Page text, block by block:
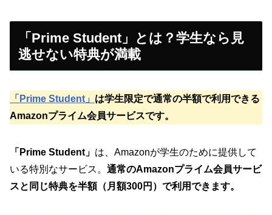
「Prime Student」とは？学生なら見
逃せない特典が満載
「Prime Student」 は学生限定で通常の半額で利用できる
Amazonプライム会員サービスです。
「Prime Student」 は、Amazonが学生のために提供して
いる特別なサービス。 通常のAmazonプライム会員サービ
スと同じ特典を半額（月額300円）で利用できます。